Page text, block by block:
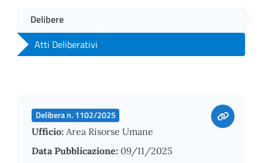
Delibere
Atti Deliberativi
Delibera n. 1102/2025
Ufficio: Area Risorse Umane
Data Pubblicazione: 09/11/2025